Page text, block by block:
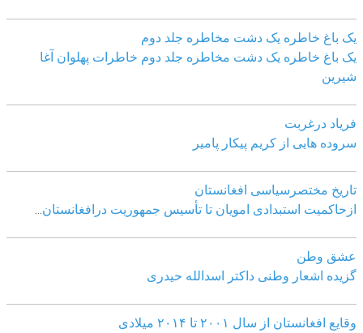
یک باغ خاطره یک دشت مخاطره جلد دوم
یک باغ خاطره یک دشت مخاطره جلد دوم خاطرات پهلوان آغا
شیرین
فریاد درغربت
سروده هایی از کریم پیکار پامیر
تاریخ مختصرسیاسی افغانستان
ازحاکمیت استبدادی امویان تا تأسیس جمهوریت درافغانستان
عشق وطن
گزیده اشعار وطنی داکتر اسدالله حیدری
وقایع افغانستان از سال ۲۰۰۱ تا ۲۰۱۴ میلادی